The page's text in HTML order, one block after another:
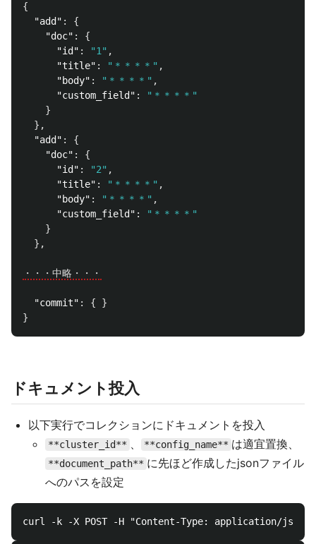
{
"add" :
{
"doc" :
{
"id" : "1" ,
"title" : "＊＊＊＊" ,
"body" : "＊＊＊＊" ,
"custom_field" :
"＊＊＊＊"
}
},
"add" :
{
"doc" :
{
"id" : "2" ,
"title" : "＊＊＊＊" ,
"body" : "＊＊＊＊" ,
"custom_field" :
"＊＊＊＊"
}
},
・・・中略・・・
"commit" : {
}
}
ドキュメント投入
以下実行でコレクションにドキュメントを投入
**cluster_id** 、 **config_name** は適宜置換、
**document_path** に先ほど作成したjsonファイル
へのパスを設定